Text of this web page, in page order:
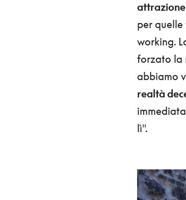
per
working.
forzato la
abbiamo
realtà
lì".